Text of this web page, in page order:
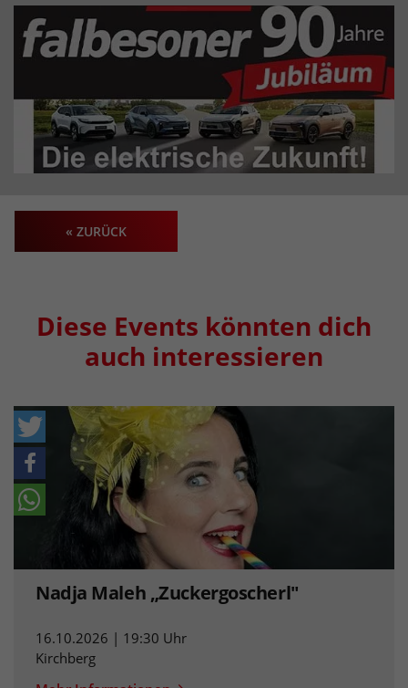
« ZURÜCK
Diese Events könnten dich
auch interessieren
Nadja Maleh „Zuckergoscherl"
16.10.2026 | 19:30 Uhr
Kirchberg